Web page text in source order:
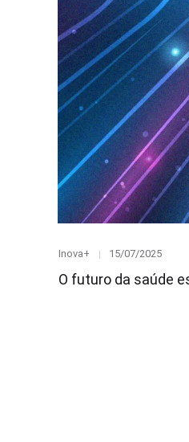
Category
Inova+
Posted
15/07/2025
O futuro da saúde